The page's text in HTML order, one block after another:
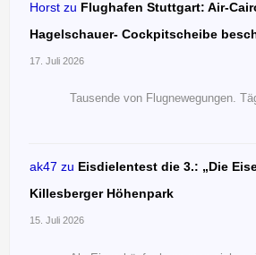
Horst zu Flughafen Stuttgart: Air-
Hagelschauer- Cockpitscheibe
17. Juli 2026
Tausende von Flugnewegungen.
ak47 zu Eisdielentest die 3.: „Die
Killesberger Höhenpark
15. Juli 2026